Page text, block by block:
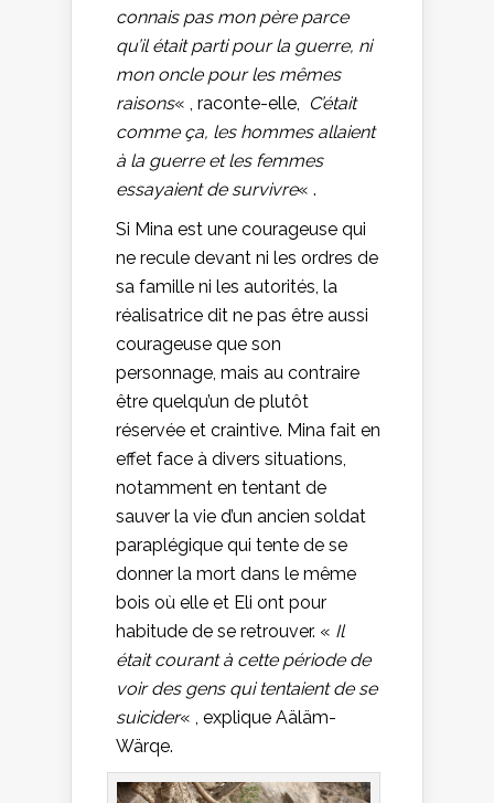
connais pas mon père parce
qu’il était parti pour la guerre, ni
mon oncle pour les mêmes
raisons« , raconte-elle,
C’était
comme ça, les hommes allaient
à la guerre et les femmes
essayaient de survivre« .
Si Mina est une courageuse qui
ne recule devant ni les ordres de
sa famille ni les autorités, la
réalisatrice dit ne pas être aussi
courageuse que son
personnage, mais au contraire
être quelqu’un de plutôt
réservée et craintive. Mina fait en
effet face à divers situations,
notamment en tentant de
sauver la vie d’un ancien soldat
paraplégique qui tente de se
donner la mort dans le même
bois où elle et Eli ont pour
habitude de se retrouver. « Il
était courant à cette période de
voir des gens qui tentaient de se
suicider« , explique Aäläm-
Wärqe.